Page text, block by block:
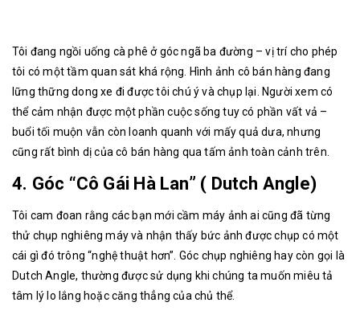
Tôi đang ngồi uống cà phê ở góc ngã ba đường – vị trí cho phép
tôi có một tầm quan sát khá rộng. Hình ảnh cô bán hàng đang
lững thững dong xe đi được tôi chú ý và chụp lại. Người xem có
thể cảm nhận được một phần cuộc sống tuy có phần vất vả –
buổi tối muộn vẫn còn loanh quanh với mấy quả dưa, nhưng
cũng rất bình dị của cô bán hàng qua tấm ảnh toàn cảnh trên.
4. Góc “Cô Gái Hà Lan” ( Dutch Angle)
Tôi cam đoan rằng các bạn mới cầm máy ảnh ai cũng đã từng
thử chụp nghiêng máy và nhận thấy bức ảnh được chụp có một
cái gì đó trông “nghệ thuật hơn”. Góc chụp nghiêng hay còn gọi là
Dutch Angle, thường được sử dụng khi chúng ta muốn miêu tả
tâm lý lo lắng hoặc căng thẳng của chủ thể.